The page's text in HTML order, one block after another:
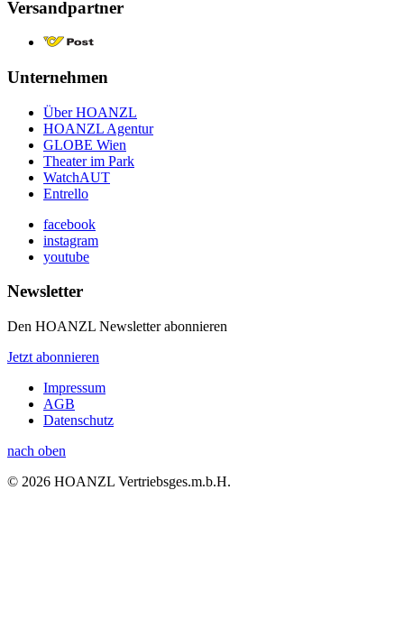
Versandpartner
Unternehmen
Über HOANZL
HOANZL Agentur
GLOBE Wien
Theater im Park
WatchAUT
Entrello
facebook
instagram
youtube
Newsletter
Den HOANZL Newsletter abonnieren
Jetzt abonnieren
Impressum
AGB
Datenschutz
nach oben
© 2026 HOANZL Vertriebsges.m.b.H.